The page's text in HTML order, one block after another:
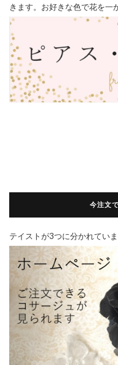
きます。お好きな色で花を一
今注文
テイストが3つに分かれてい